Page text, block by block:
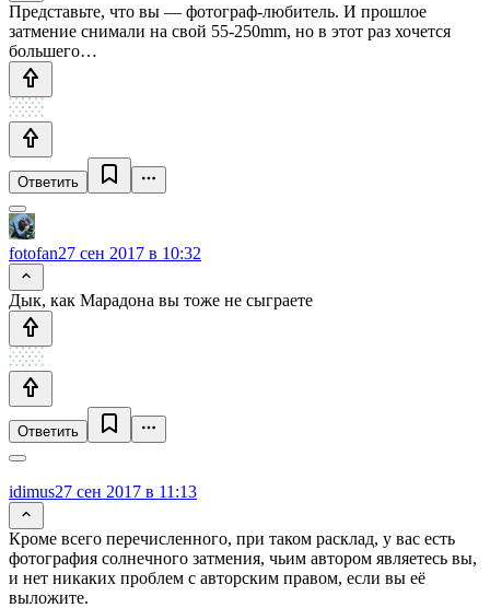
Представьте, что вы — фотограф-любитель. И прошлое
затмение снимали на свой 55-250mm, но в этот раз хочется
большего…
Ответить
fotofan27 сен 2017 в 10:32
Дык, как Марадона вы тоже не сыграете
Ответить
idimus27 сен 2017 в 11:13
Кроме всего перечисленного, при таком расклад, у вас есть
фотография солнечного затмения, чьим автором являетесь вы,
и нет никаких проблем с авторским правом, если вы её
выложите.